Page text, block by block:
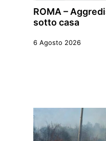
ROMA –
sotto casa
6 Agosto 2026